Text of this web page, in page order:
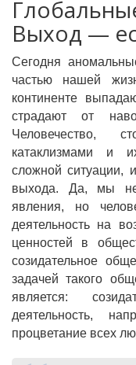
Выход —
Сегодня
частью нашей
континенте
страдают от
Человечество,
катаклизмами и
сложной ситуации,
выхода. Да, мы
явления, но
деятельность на
ценностей в
созидательное
задачей такого
является:
деятельность,
процветание всех